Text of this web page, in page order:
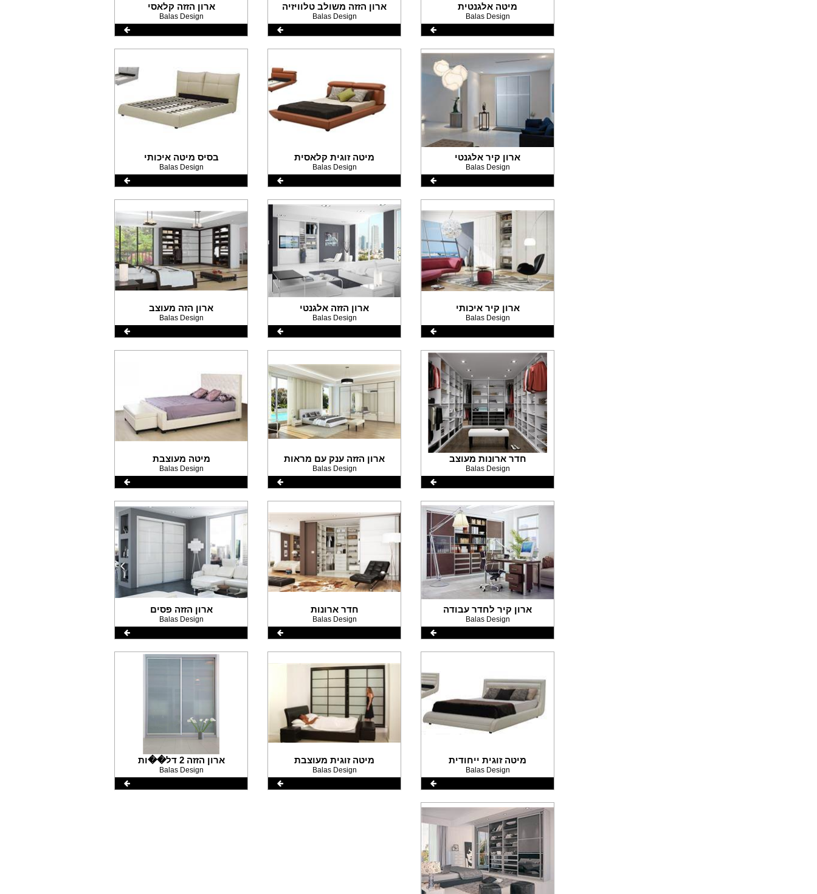
מיטה אלגנטית
Balas Design
ארון קיר אלגנטי
Balas Design
ארון קיר איכותי
Balas Design
חדר ארונות מעוצב
Balas Design
ארון קיר לחדר עבודה
Balas Design
מיטה זוגית ייחודית
Balas Design
ארון הזזה משולב טלוויזיה
Balas Design
מיטה זוגית קלאסית
Balas Design
ארון הזזה אלגנטי
Balas Design
ארון הזזה ענק עם מראות
Balas Design
חדר ארונות
Balas Design
מיטה זוגית מעוצבת
Balas Design
ארון הזזה קלאסי
Balas Design
בסיס מיטה איכותי
Balas Design
ארון הזה מעוצב
Balas Design
מיטה מעוצבת
Balas Design
ארון הזזה פסים
Balas Design
ארון הזזה 2 דל��ות
Balas Design